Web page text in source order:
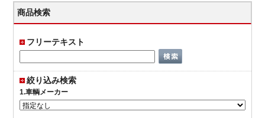
商品検索
フリーテキスト
絞り込み検索
1.車輌メーカー